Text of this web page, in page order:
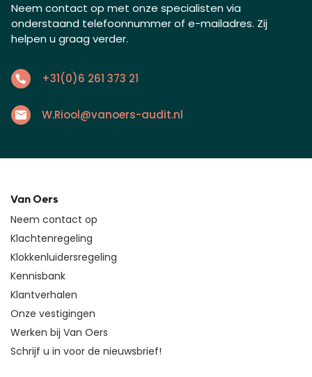
Neem contact op met onze specialisten via
onderstaand telefoonnummer of e-mailadres. Zij
helpen u graag verder.
+31(0)6 261 373 21
W.Riool@vanoers-audit.nl
Van Oers
Neem contact op
Klachtenregeling
Klokkenluidersregeling
Kennisbank
Klantverhalen
Onze vestigingen
Werken bij Van Oers
Schrijf u in voor de nieuwsbrief!